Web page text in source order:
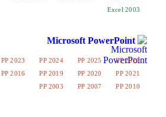
Microsoft
PP
PP 2024
PP 2023
PP 2022
PP 2019
PP 2016
PP 2013
PP 2003